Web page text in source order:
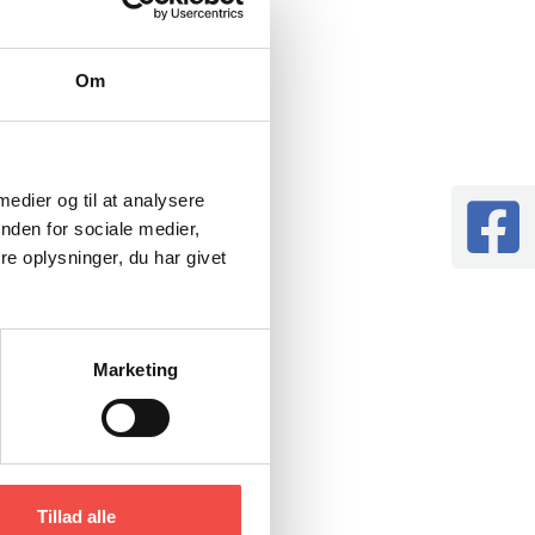
Om
og til at analysere
for sociale medier,
oplysninger, du har givet
Marketing
Tillad alle
at der er
og
og de
en
og
fordi vi
ud.
Vi